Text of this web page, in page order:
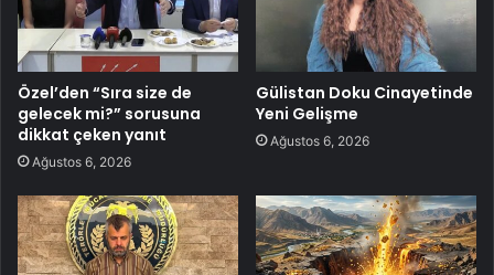
Özel’den “Sıra size de
gelecek mi?” sorusuna
dikkat çeken yanıt
Ağustos 6, 2026
Gülistan Doku Cinayetinde
Yeni Gelişme
Ağustos 6, 2026